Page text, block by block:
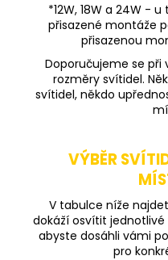
*12W, 18W a 24W -
přisazené montáže
přisazenou
Doporučujeme se při
rozměry svítidel.
svítidel, někdo
VÝBĚR
V tabulce níže
dokáží osvítit
abyste dosáhli vámi
pro